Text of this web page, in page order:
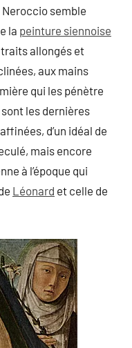
semble
la peinture siennoise
traits allongés et
aux mains
qui les pénètre
les dernières
d’un idéal de
mais encore
à l’époque qui
Léonard et celle de